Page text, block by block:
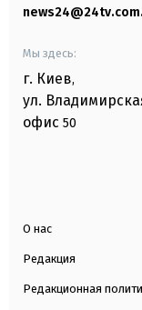
Мы здесь:
г. Киев,
ул.
офис 50
О нас
Редакция
Редакционная